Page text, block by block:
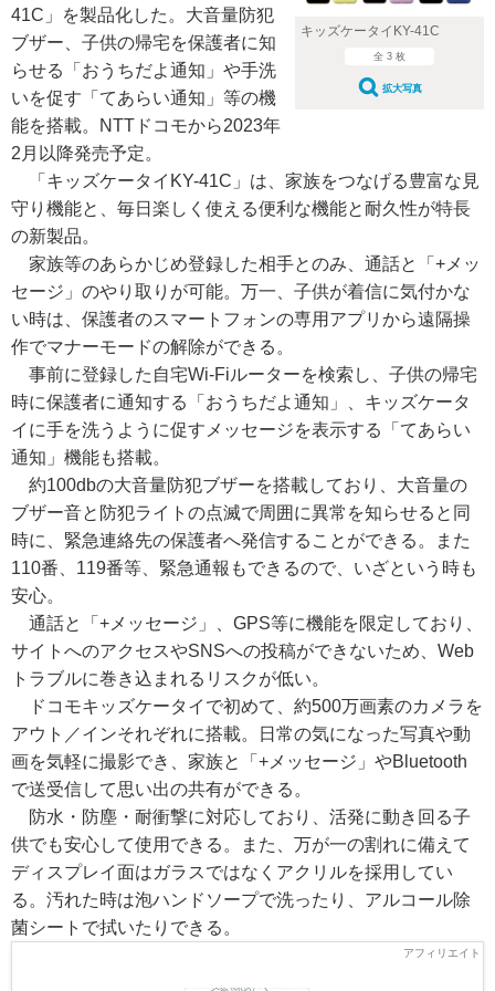
キッズケータイKY-41C
全 3 枚
拡大写真
41C」を製品化した。大音量防犯
ブザー、子供の帰宅を保護者に知
らせる「おうちだよ通知」や手洗
いを促す「てあらい通知」等の機
能を搭載。NTTドコモから2023年
2月以降発売予定。
「キッズケータイKY-41C」は、家族をつなげる豊富な見
守り機能と、毎日楽しく使える便利な機能と耐久性が特長
の新製品。
家族等のあらかじめ登録した相手とのみ、通話と「+メッ
セージ」のやり取りが可能。万一、子供が着信に気付かな
い時は、保護者のスマートフォンの専用アプリから遠隔操
作でマナーモードの解除ができる。
事前に登録した自宅Wi-Fiルーターを検索し、子供の帰宅
時に保護者に通知する「おうちだよ通知」、キッズケータ
イに手を洗うように促すメッセージを表示する「てあらい
通知」機能も搭載。
約100dbの大音量防犯ブザーを搭載しており、大音量の
ブザー音と防犯ライトの点滅で周囲に異常を知らせると同
時に、緊急連絡先の保護者へ発信することができる。また
110番、119番等、緊急通報もできるので、いざという時も
安心。
通話と「+メッセージ」、GPS等に機能を限定しており、
サイトへのアクセスやSNSへの投稿ができないため、Web
トラブルに巻き込まれるリスクが低い。
ドコモキッズケータイで初めて、約500万画素のカメラを
アウト／インそれぞれに搭載。日常の気になった写真や動
画を気軽に撮影でき、家族と「+メッセージ」やBluetooth
で送受信して思い出の共有ができる。
防水・防塵・耐衝撃に対応しており、活発に動き回る子
供でも安心して使用できる。また、万が一の割れに備えて
ディスプレイ面はガラスではなくアクリルを採用してい
る。汚れた時は泡ハンドソープで洗ったり、アルコール除
菌シートで拭いたりできる。